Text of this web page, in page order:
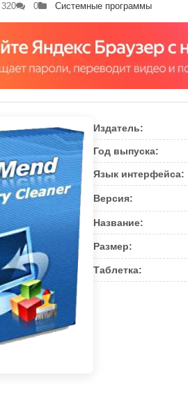
320 0 Системные программы
Издатель:
Год выпуска:
Язык интерфейса:
Версия:
Название:
Размер:
Таблетка: